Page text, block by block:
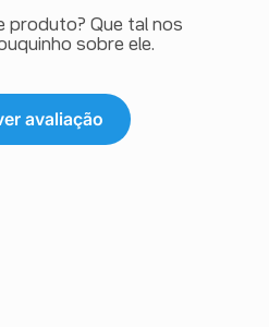
produto? Que tal nos
sobre ele.
avaliação